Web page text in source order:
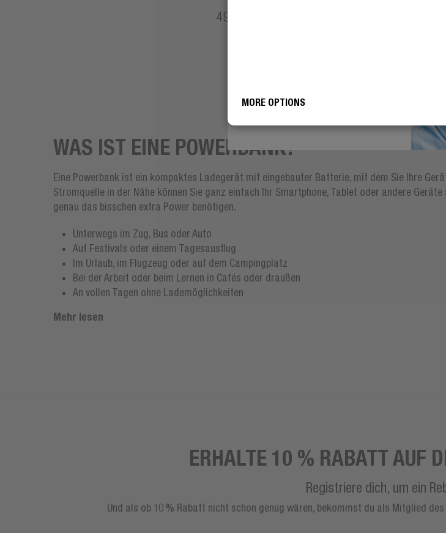
MORE OPTIONS
49,99 €
WAS IST EINE POWERBANK?
Eine Powerbank ist ein kompaktes Ladegerät mit eingebauter Batterie, mit dem Sie Ihre
Stromquelle in der Nähe können Sie ganz einfach Ihr Smartphone, Tablet oder andere
genau das bisschen extra Power benötigen.
Unterwegs im Zug, Bus oder Auto
Auf Festivals oder einem Tagesausflug
Im Urlaub, im Flugzeug oder auf dem Campingplatz
Bei der Arbeit oder beim Lernen in Cafés oder draußen
An vollen Tagen ohne Lademöglichkeiten
Mehr lesen
ERHALTE 10 % RABATT AUF
Registriere dich, um ein
Und als ob 10 % Rabatt nicht schon genug wären, bekommst du als Mitglied